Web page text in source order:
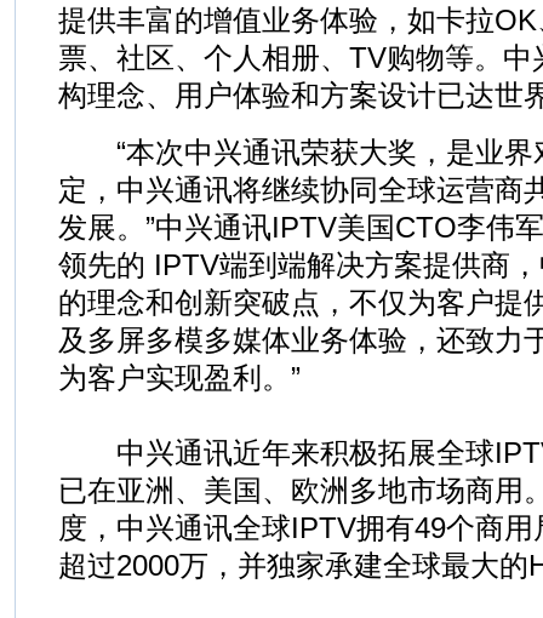
提供丰富的增值业务体验，如卡拉
票、社区、个人相册、TV购物等。
构理念、用户体验和方案设计已达世
“本次中兴通讯荣获大奖，是业界
定，中兴通讯将继续协同全球运营商
发展。”中兴通讯IPTV美国CTO李伟
领先的 IPTV端到端解决方案提供商
的理念和创新突破点，不仅为客户提
及多屏多模多媒体业务体验，还致力
为客户实现盈利。”
中兴通讯近年来积极拓展全球
已在亚洲、美国、欧洲多地市场商用
度，中兴通讯全球IPTV拥有49个商
超过2000万，并独家承建全球最大的